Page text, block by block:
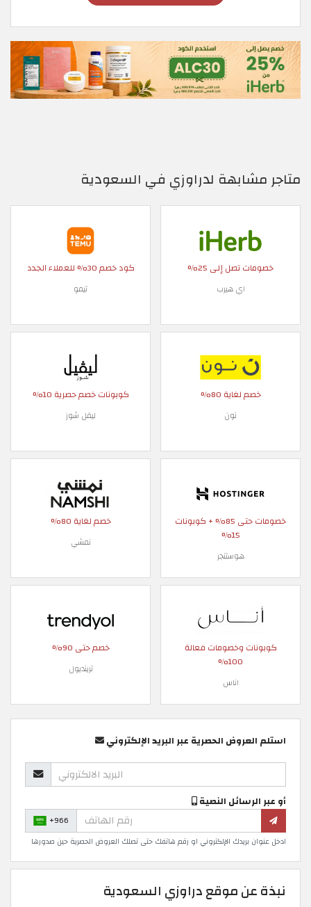
متاجر مشابهة لدراوزي في السعودية
خصومات تصل إلى 25%
اي هيرب
كود خصم 30% للعملاء الجدد
تيمو
خصم لغاية 80%
نون
كوبونات خصم حصرية 10%
ليفل شوز
خصومات حتى 85% + كوبونات
15%
هوستنجر
خصم لغاية 80%
نمشي
كوبونات وخصومات فعالة
100%
اناس
خصم حتى 90%
ترينديول
استلم العروض الحصرية عبر البريد الإلكتروني
أو عبر الرسائل النصية
+966
ادخل عنوان بريدك الإلكتروني او رقم هاتفك حتى تصلك العروض الحصرية حين صدورها
نبذة عن موقع دراوزي السعودية